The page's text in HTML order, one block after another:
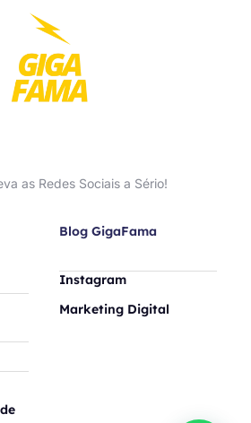
as Redes Sociais a Sério!
Blog GigaFama
Instagram
Marketing Digital